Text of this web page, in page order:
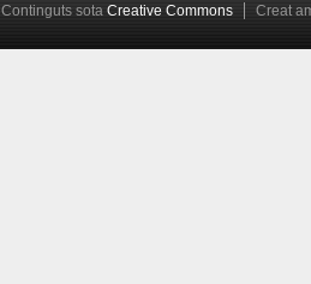
Continguts sota Creative Commons Creat